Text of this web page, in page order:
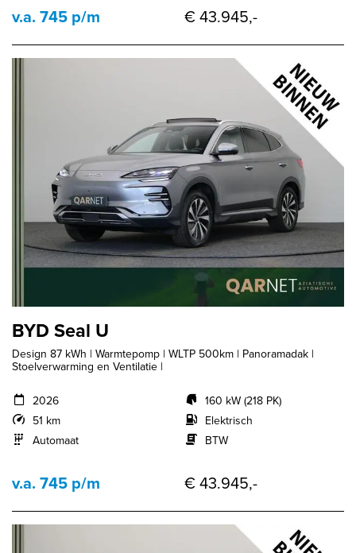
v.a. 745 p/m € 43.945,-
BYD Seal U
Design 87 kWh | Warmtepomp | WLTP 500km | Panoramadak |
Stoelverwarming en Ventilatie |
2026
51 km
Automaat
160 kW (218 PK)
Elektrisch
BTW
v.a. 745 p/m € 43.945,-